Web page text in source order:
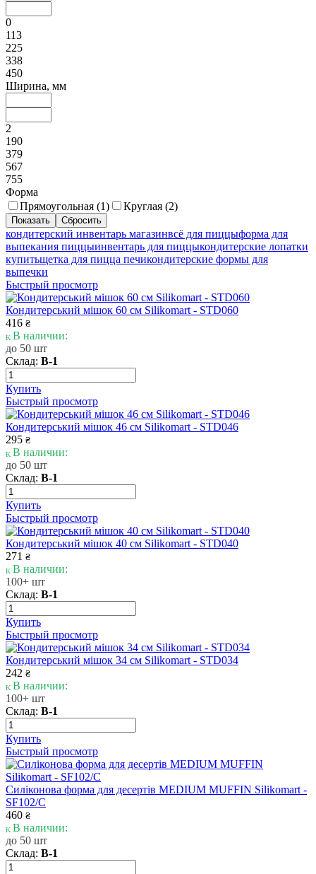
0
113
225
338
450
Ширина, мм
2
190
379
567
755
Форма
Прямоугольная (1) Круглая (2)
кондитерский инвентарь магазинвсё для пиццыформа для
выпекания пиццыинвентарь для пиццыкондитерские лопатки
купитьщетка для пицца печикондитерские формы для
выпечки
Быстрый просмотр
Кондитерський мішок 60 см Silikomart - STD060
416 ₴
В наличии:
до 50 шт
Склад: В-1
Купить
Быстрый просмотр
Кондитерський мішок 46 см Silikomart - STD046
295 ₴
В наличии:
до 50 шт
Склад: В-1
Купить
Быстрый просмотр
Кондитерський мішок 40 см Silikomart - STD040
271 ₴
В наличии:
100+ шт
Склад: В-1
Купить
Быстрый просмотр
Кондитерський мішок 34 см Silikomart - STD034
242 ₴
В наличии:
100+ шт
Склад: В-1
Купить
Быстрый просмотр
Силіконова форма для десертів MEDIUM MUFFIN Silikomart -
SF102/C
460 ₴
В наличии:
до 50 шт
Склад: В-1